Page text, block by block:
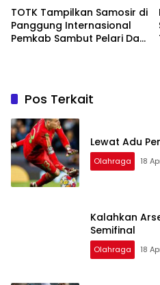
TOTK Tampilkan Samosir di
Panggung Internasional
Pemkab Sambut Pelari Dari
Pos Terkait
Lewat Adu
Olahraga 18
Kalahkan Arsenal,
Semifinal
Olahraga 18